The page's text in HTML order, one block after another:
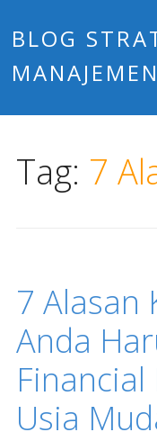
BLOG
MANAJEMEN
Tag: 7
7 Alasan
Anda
Usia